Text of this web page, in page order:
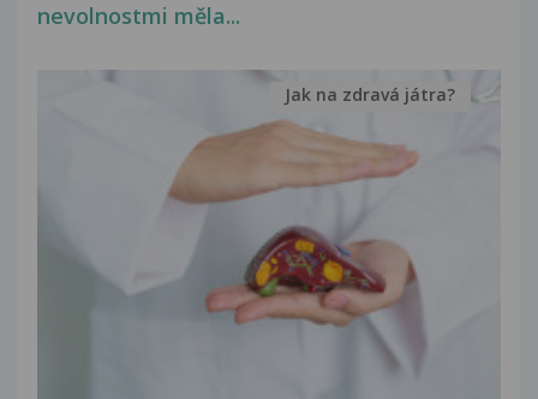
nevolnostmi měla...
Jak na zdravá játra?